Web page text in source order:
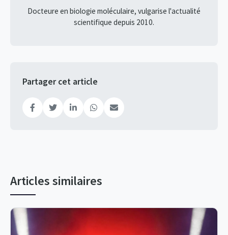
Docteure en biologie moléculaire, vulgarise l'actualité
scientifique depuis 2010.
Partager cet article
Articles similaires